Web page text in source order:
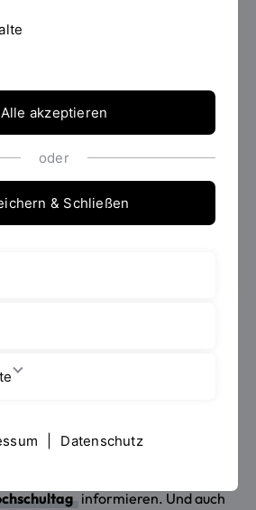
Vorträge, 92
Hochschule
Regensburg) und die
Kirchenmusik und
Regensburg (HfKM)
und ihr umfassendes
am Freitag, 17. Februar
Uhr beim Regensburger
Oder doch lieber nach dem
können sich
vor Ort auf dem gemeinsamen
informieren. Und auch
Alle akzeptieren
oder
& Schließen
Datenschutz